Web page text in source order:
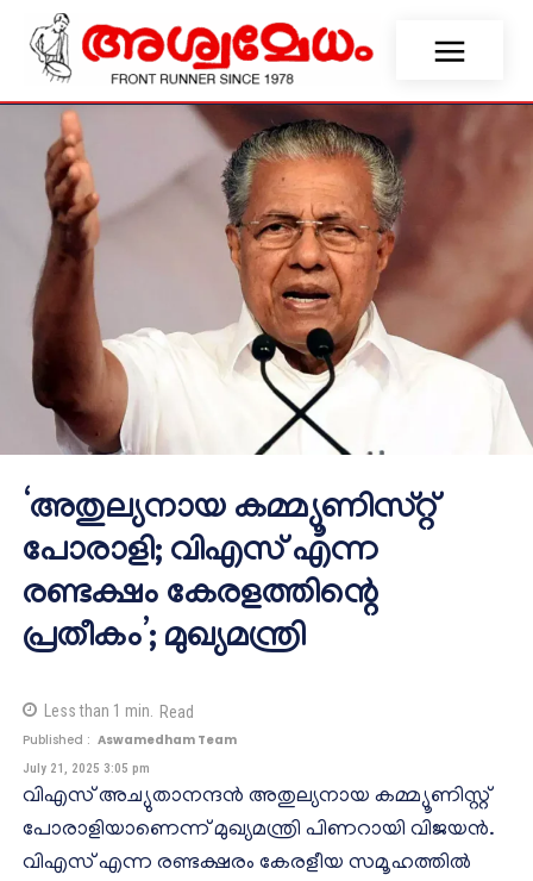
‘അതുല്യനായ കമ്മ്യൂണിസ്റ്റ്
പോരാളി; വിഎസ് എന്ന
രണ്ടക്ഷം കേരളത്തിന്റെ
പ്രതീകം’; മുഖ്യമന്ത്രി
Less than 1 min. Read
Published : Aswamedham Team
July 21, 2025 3:05 pm
വിഎസ് അച്യുതാനന്ദൻ അതുല്യനായ കമ്മ്യൂണിസ്റ്റ്
പോരാളിയാണെന്ന് മുഖ്യമന്ത്രി പിണറായി വിജയൻ.
വിഎസ് എന്ന രണ്ടക്ഷരം കേരളീയ സമൂഹത്തിൽ